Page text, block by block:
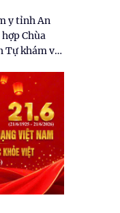
Tập
y tỉnh An
Chùa
Tự khám và